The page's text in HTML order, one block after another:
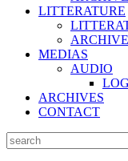
LITTERATURE
MEDIAS
AUDIO
ARCHIVES
CONTACT